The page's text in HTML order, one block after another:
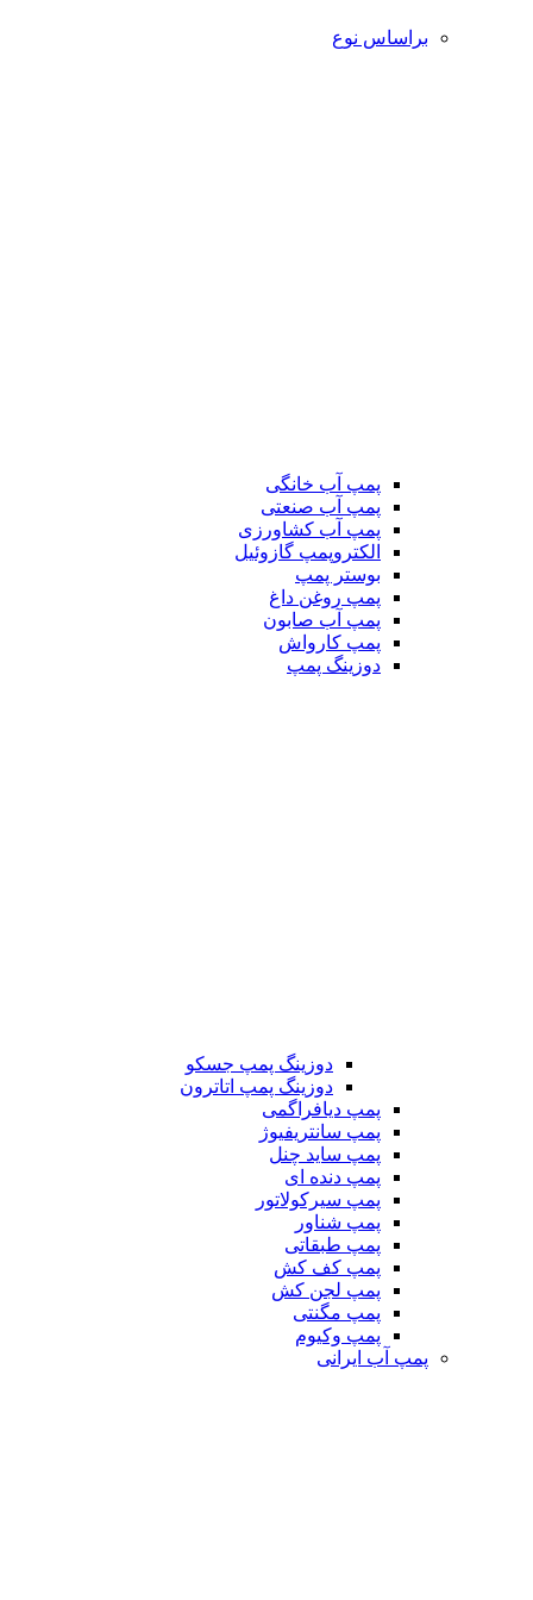
براساس نوع
پمپ آب خانگی
پمپ آب صنعتی
پمپ آب کشاورزی
الکتروپمپ گازوئیل
بوستر پمپ
پمپ روغن داغ
پمپ آب صابون
پمپ کارواش
دوزینگ پمپ
دوزینگ پمپ جسکو
دوزینگ پمپ اتاترون
پمپ دیافراگمی
پمپ سانتریفیوژ
پمپ ساید چنل
پمپ دنده ای
پمپ سیرکولاتور
پمپ شناور
پمپ طبقاتی
پمپ کف کش
پمپ لجن کش
پمپ مگنتی
پمپ وکیوم
پمپ آب ایرانی